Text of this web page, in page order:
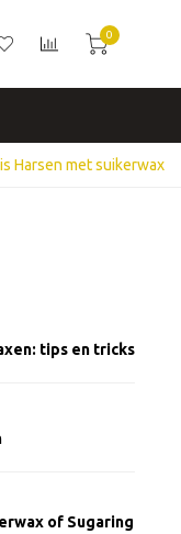
0
Harsen met suikerwax
tips en tricks
of Sugaring